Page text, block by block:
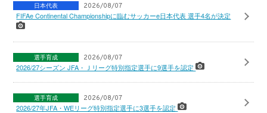
日本代表 2026/08/07
FIFAe Continental Championshipに臨むサッカーe日本代表 選手4名が決定
選手育成 2026/08/07
2026/27シーズン JFA・Ｊリーグ特別指定選手に9選手を認定
選手育成 2026/08/07
2026/27年JFA・WEリーグ特別指定選手に3選手を認定